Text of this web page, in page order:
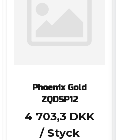
Phoenix Gold
ZQDSP12
4 703,3 DKK
/ Styck